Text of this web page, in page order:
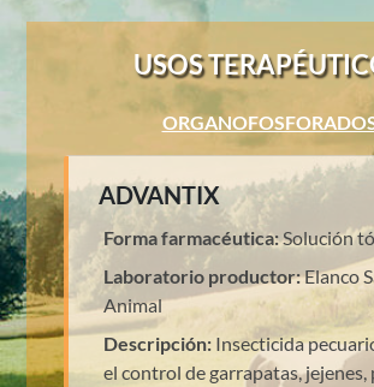
USOS
ADVANTIX
Forma farmacéutica:Solución
Laboratorio productor:Elanco
Animal
Descripción: Insecticida
el control de garrapatas, jejenes,